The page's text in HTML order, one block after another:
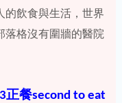
的飲食與生活，世界
落格沒有圍牆的醫院
餐second to eat